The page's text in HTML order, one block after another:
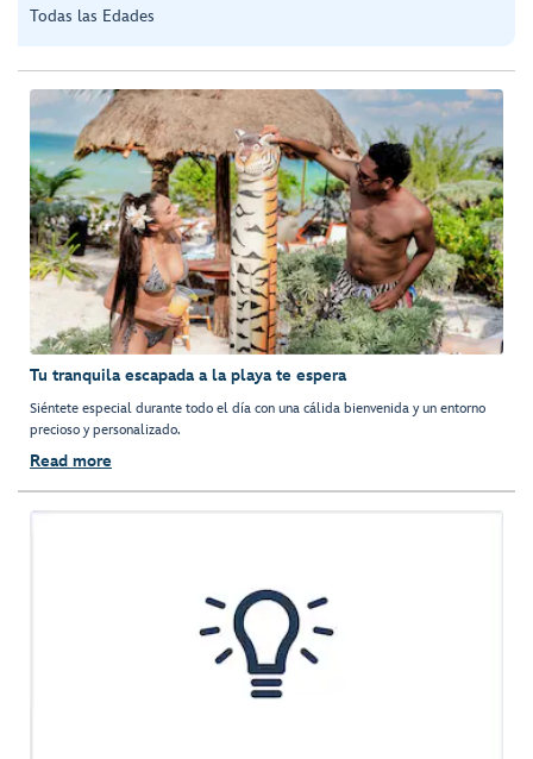
Todas las Edades
Tu tranquila escapada a la playa te espera
Siéntete especial durante todo el día con una cálida bienvenida y un entorno
precioso y personalizado.
Read more